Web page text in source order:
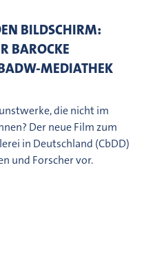
BILDSCHIRM:
BAROCKE
MEDIATHEK
die nicht im
Der neue Film zum
in Deutschland (CbDD)
und Forscher vor.